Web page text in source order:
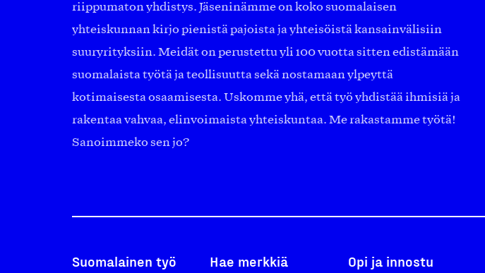
riippumaton yhdistys. Jäseninämme on koko suomalaisen
yhteiskunnan kirjo pienistä pajoista ja yhteisöistä kansainvälisiin
suuryrityksiin. Meidät on perustettu yli 100 vuotta sitten edistämään
suomalaista työtä ja teollisuutta sekä nostamaan ylpeyttä
kotimaisesta osaamisesta. Uskomme yhä, että työ yhdistää ihmisiä ja
rakentaa vahvaa, elinvoimaista yhteiskuntaa. Me rakastamme työtä!
Sanoimmeko sen jo?
Suomalainen työ Hae merkkiä Opi ja innostu